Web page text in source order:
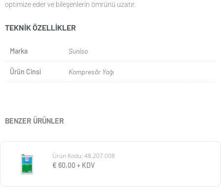
optimize eder ve bileşenlerin ömrünü uzatır.
TEKNIK ÖZELLIKLER
Marka Suniso
Ürün Cinsi Kompresör Yağı
BENZER ÜRÜNLER
Ürün Kodu: 48.207.008
€ 60,00 + KDV